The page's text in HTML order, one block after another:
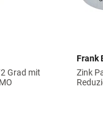
Grad mit
Frank
Zink